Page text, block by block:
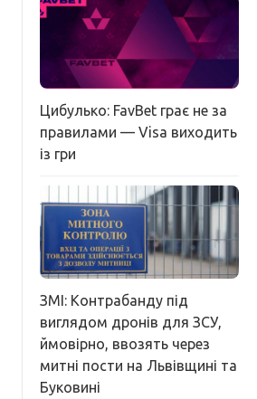
Цибулько: FavBet грає не за
правилами — Visa виходить
із гри
ЗМІ: Контрабанду під
виглядом дронів для ЗСУ,
ймовірно, ввозять через
митні пости на Львівщині та
Буковині